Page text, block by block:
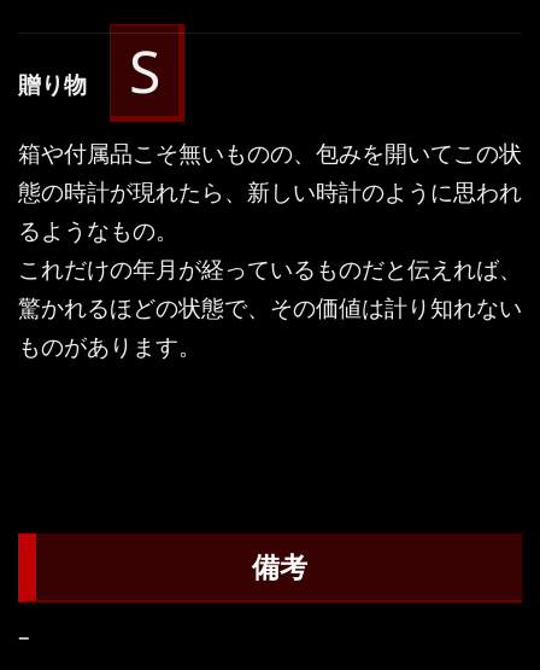
贈り物 S
箱や付属品こそ無いものの、包みを開いてこの状
態の時計が現れたら、新しい時計のように思われ
るようなもの。
これだけの年月が経っているものだと伝えれば、
驚かれるほどの状態で、その価値は計り知れない
ものがあります。
備考
–